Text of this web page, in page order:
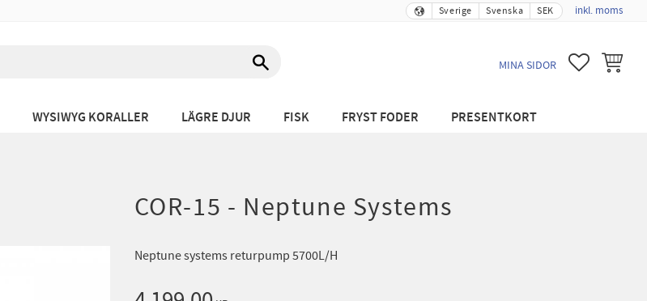
Sverige Svenska SEK inkl. moms
MINA SIDOR FAVORITER
WYSIWYG KORALLER LÄGRE DJUR FISK FRYST FODER PRESENTKORT
COR-15 - Neptune Systems
Neptune systems returpump 5700L/H